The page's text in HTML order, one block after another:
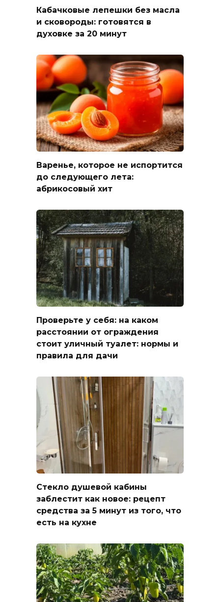
Кабачковые лепешки без масла
и сковороды: готовятся в
духовке за 20 минут
Варенье, которое не испортится
до следующего лета:
абрикосовый хит
Проверьте у себя: на каком
расстоянии от ограждения
стоит уличный туалет: нормы и
правила для дачи
Стекло душевой кабины
заблестит как новое: рецепт
средства за 5 минут из того, что
есть на кухне